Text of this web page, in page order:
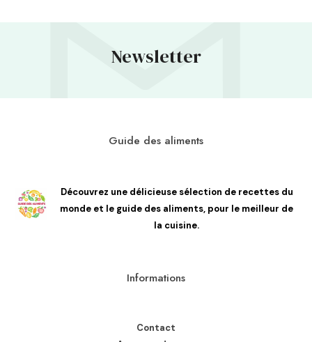
Newsletter
Guide des aliments
Découvrez une délicieuse sélection de recettes du
monde et le guide des aliments, pour le meilleur de
la cuisine.
Informations
Contact